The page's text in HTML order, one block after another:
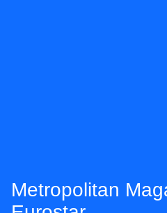
Metropolitan